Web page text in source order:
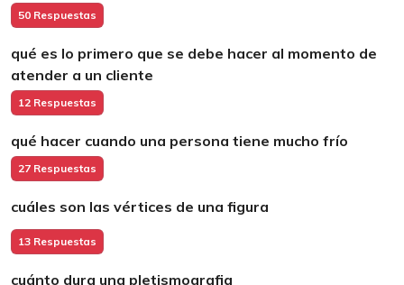
50 Respuestas
qué es lo primero que se debe hacer al momento de
atender a un cliente
12 Respuestas
qué hacer cuando una persona tiene mucho frío
27 Respuestas
cuáles son las vértices de una figura
13 Respuestas
cuánto dura una pletismografia